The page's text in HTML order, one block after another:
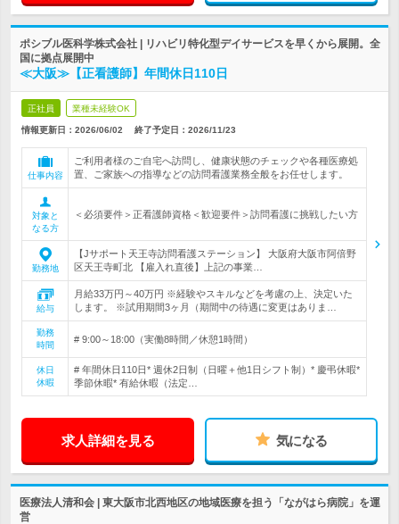
ポシブル医科学株式会社 | リハビリ特化型デイサービスを早くから展開。全
国に拠点展開中
≪大阪≫【正看護師】年間休日110日
正社員 業種未経験OK
情報更新日：2026/06/02 終了予定日： 2026/11/23
仕事内容
ご利用者様のご自宅へ訪問し、健康状態のチェックや各種医療処
置、ご家族への指導などの訪問看護業務全般をお任せします。
対象と
なる方
＜必須要件＞正看護師資格＜歓迎要件＞訪問看護に挑戦したい方
勤務地
【Jサポート天王寺訪問看護ステーション】 大阪府大阪市阿倍野
区天王寺町北 【雇入れ直後】上記の事業…
給与
月給33万円～40万円 ※経験やスキルなどを考慮の上、決定いた
します。 ※試用期間3ヶ月（期間中の待遇に変更はありま…
勤務
時間
# 9:00～18:00（実働8時間／休憩1時間）
休日
休暇
# 年間休日110日* 週休2日制（日曜＋他1日シフト制）* 慶弔休暇*
季節休暇* 有給休暇（法定…
求人詳細を見る 気になる
医療法人清和会 | 東大阪市北西地区の地域医療を担う「ながはら病院」を運
営